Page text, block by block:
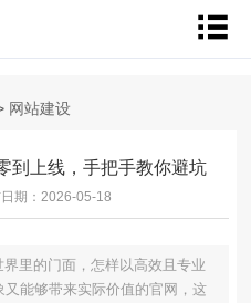
网站建设
到上线，手把手教你避坑
期：2026-05-18
里的门面，怎样以高效且专业
能够带来实际价值的官网，这